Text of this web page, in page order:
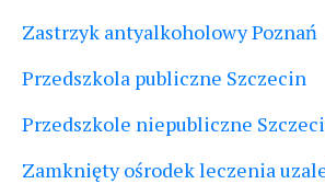
Zastrzyk antyalkoholowy Poznań
Przedszkola publiczne Szczecin
Przedszkole niepubliczne
Zamknięty ośrodek leczenia